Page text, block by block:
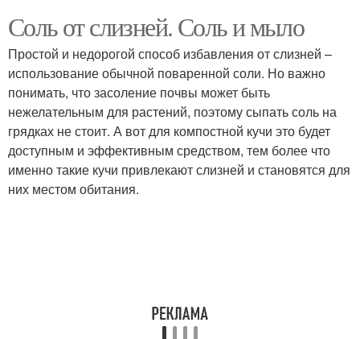
Соль от слизней. Соль и мыло
Простой и недорогой способ избавления от слизней –
использование обычной поваренной соли. Но важно
понимать, что засоление почвы может быть
нежелательным для растений, поэтому сыпать соль на
грядках не стоит. А вот для компостной кучи это будет
доступным и эффективным средством, тем более что
именно такие кучи привлекают слизней и становятся для
них местом обитания.